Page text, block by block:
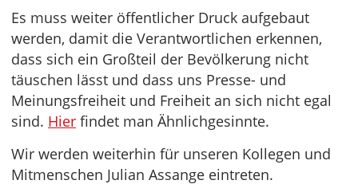
Es muss weiter öffentlicher Druck aufgebaut
werden, damit die Verantwortlichen erkennen,
dass sich ein Großteil der Bevölkerung nicht
täuschen lässt und dass uns Presse- und
Meinungsfreiheit und Freiheit an sich nicht egal
sind. Hier findet man Ähnlichgesinnte.
Wir werden weiterhin für unseren Kollegen und
Mitmenschen Julian Assange eintreten.